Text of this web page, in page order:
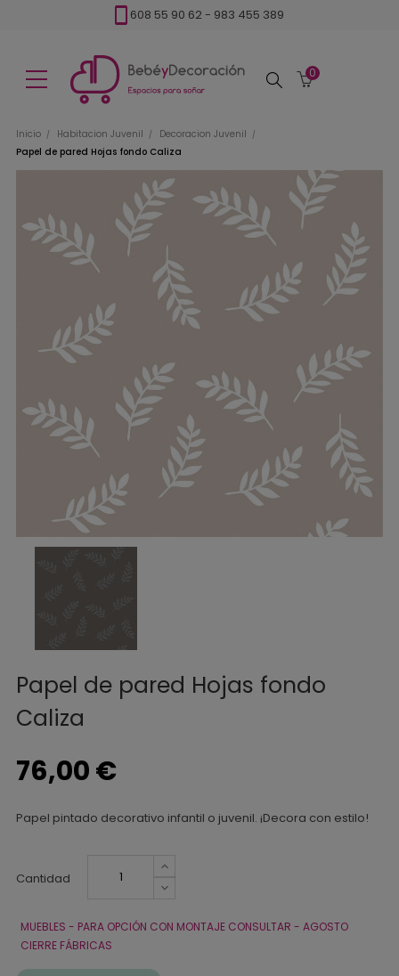
608 55 90 62 - 983 455 389
Buscar
0
Inicio Habitacion Juvenil
Decoracion Juvenil
Papel de pared Hojas fondo Caliza
Papel de pared Hojas fondo
Caliza
76,00 €
Papel pintado decorativo infantil o juvenil. ¡Decora con estilo!
Cantidad
MUEBLES - PARA OPCIÓN CON MONTAJE CONSULTAR - AGOSTO
CIERRE FÁBRICAS